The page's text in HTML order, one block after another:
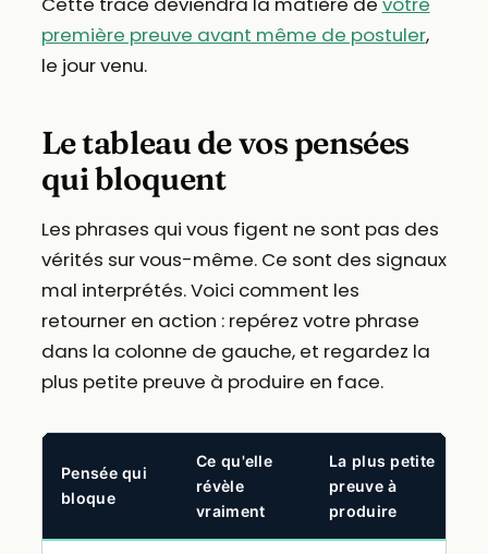
première preuve avant même de postuler,
le jour venu.
Le tableau de vos pensées
qui bloquent
Les phrases qui vous figent ne sont pas des
vérités sur vous-même. Ce sont des signaux
mal interprétés. Voici comment les
retourner en action : repérez votre phrase
dans la colonne de gauche, et regardez la
plus petite preuve à produire en face.
Pensée qui
bloque
Ce qu'elle
révèle
vraiment
La plus petite
preuve à
produire